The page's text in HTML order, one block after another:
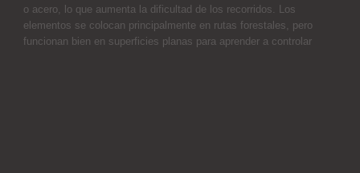
o acero, lo que aumenta la dificultad de los recorridos. Los
elementos se colocan principalmente en rutas forestales, pero
funcionan bien en superficies planas para aprender a controlar